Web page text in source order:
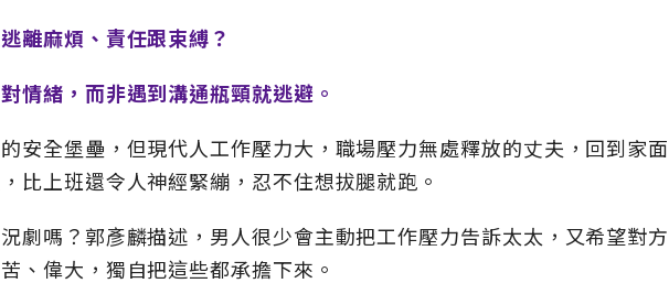
離麻煩、責任跟束縛？
情緒，而非遇到溝通瓶頸就逃避。
安全堡壘，但現代人工作壓力大，職場壓力無處釋放的丈夫，回到家面
比上班還令人神經緊繃，忍不住想拔腿就跑。
劇嗎？郭彥麟描述，男人很少會主動把工作壓力告訴太太，又希望對方
、偉大，獨自把這些都承擔下來。